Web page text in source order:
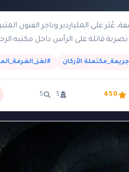
عُثر على الملياردير وتاجر الفنون
بضربة قاتلة على الرأس داخل مكتبه
الأركان
450
5
5